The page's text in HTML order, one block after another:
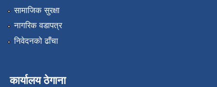
सामाजिक सुरक्षा
नागरिक वडापत्र
निवेदनको ढाँचा
कार्यालय ठेगाना